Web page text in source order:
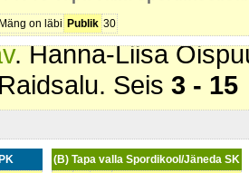
Mäng on läbi Publik 30
. Hanna-Liisa
Seis 3 - 15
(B) Tapa valla Spordikool/Jäneda SK